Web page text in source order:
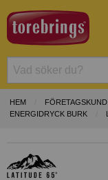
HEM FÖRETAGSKUND
ENERGIDRYCK BURK